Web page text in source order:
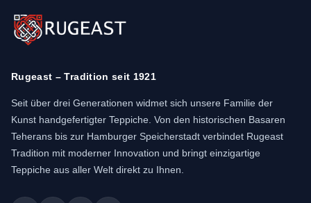
Rugeast – Tradition seit 1921
Seit über drei Generationen widmet sich unsere Familie der
Kunst handgefertigter Teppiche. Von den historischen Basaren
Teherans bis zur Hamburger Speicherstadt verbindet Rugeast
Tradition mit moderner Innovation und bringt einzigartige
Teppiche aus aller Welt direkt zu Ihnen.